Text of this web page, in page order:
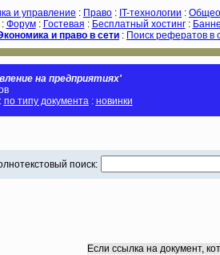
и управление : Право : IT-технологии :
Форум: Гостевая : Бесплатный хостинг:
и право в сети : Поиск рефератов в
на предприятиях'
: по типу документа: новинки
поиск:
Если ссылка на документ,